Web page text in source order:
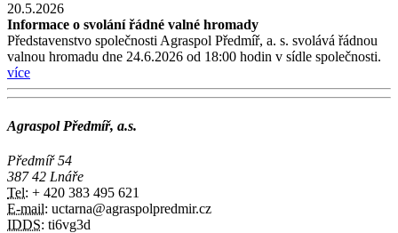
20.5.2026
Informace o svolání řádné valné hromady
Představenstvo společnosti Agraspol Předmíř, a. s. svolává řádnou
valnou hromadu dne 24.6.2026 od 18:00 hodin v sídle společnosti.
více
Agraspol Předmíř, a.s.
Předmíř 54
387 42 Lnáře
Tel: + 420 383 495 621
E-mail: uctarna@agraspolpredmir.cz
IDDS: ti6vg3d